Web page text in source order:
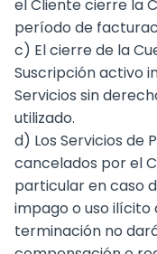
el Cliente cierre la
período de
c) El cierre de la
Suscripción activo
Servicios sin
utilizado.
d) Los Servicios de
cancelados por el
particular en caso
impago o uso ilícito
terminación no